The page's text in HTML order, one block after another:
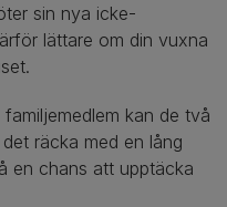
sin nya icke-
lättare om din vuxna
kan de två
räcka med en lång
en chans att upptäcka